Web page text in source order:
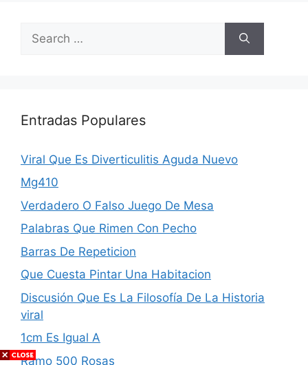
for:
Entradas Populares
Viral Que Es Diverticulitis Aguda Nuevo
Mg410
Verdadero O Falso Juego De Mesa
Palabras Que Rimen Con Pecho
Barras De Repeticion
Que Cuesta Pintar Una Habitacion
Discusión Que Es La Filosofía De La Historia
viral
1cm Es Igual A
Ramo 500 Rosas